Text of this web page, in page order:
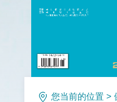
您当前的位置 >